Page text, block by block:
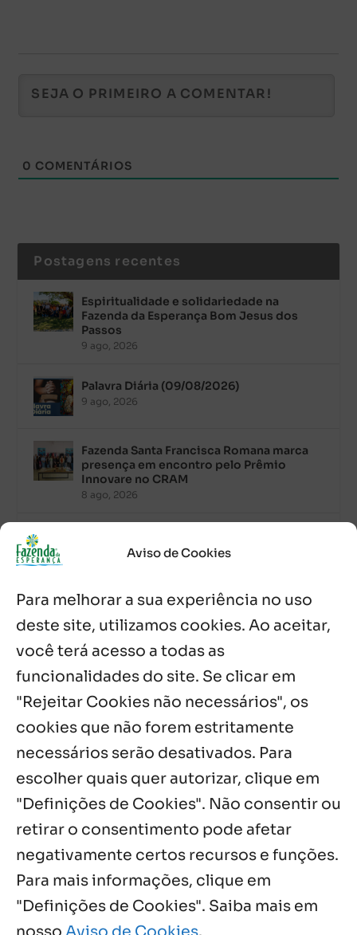
Aviso de Cookies
Para melhorar a sua experiência no uso
deste site, utilizamos cookies. Ao aceitar,
você terá acesso a todas as
funcionalidades do site. Se clicar em
"Rejeitar Cookies não necessários", os
cookies que não forem estritamente
necessários serão desativados. Para
escolher quais quer autorizar, clique em
"Definições de Cookies". Não consentir ou
retirar o consentimento pode afetar
negativamente certos recursos e funções.
Para mais informações, clique em
"Definições de Cookies". Saiba mais em
0 COMENTÁRIOS
Postagens recentes
Espiritualidade e solidariedade na
Fazenda da Esperança Bom Jesus dos
Passos
9 ago, 2026
Palavra Diária (09/08/2026)
9 ago, 2026
Fazenda Santa Francisca Romana marca
presença em encontro pelo Prêmio
Innovare no CRAM
8 ago, 2026
8 ago, 2026
Acolhidos e voluntários participam do
7 ago, 2026
Es de Chapala celebram perseverança e
missão em encontro
7 ago, 2026
Notícias por Categoria
Próximos Eventos